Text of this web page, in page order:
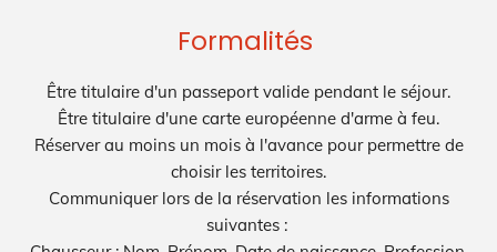
Formalités
Être titulaire d'un passeport valide pendant le séjour.
Être titulaire d'une carte européenne d'arme à feu.
Réserver au moins un mois à l'avance pour permettre de
choisir les territoires.
Communiquer lors de la réservation les informations
suivantes :